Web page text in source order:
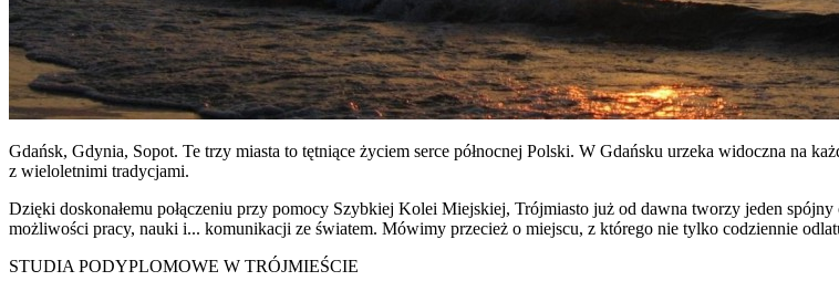
Gdańsk, Gdynia, Sopot. Te trzy miasta to tętniące życiem serce północnej Polski. W Gdańsku urzeka widoczna na
z wieloletnimi tradycjami.
Dzięki doskonałemu połączeniu przy pomocy Szybkiej Kolei Miejskiej, Trójmiasto już od dawna tworzy jeden
możliwości pracy, nauki i... komunikacji ze światem. Mówimy przecież o miejscu, z którego nie tylko codziennie
STUDIA PODYPLOMOWE W TRÓJMIEŚCIE